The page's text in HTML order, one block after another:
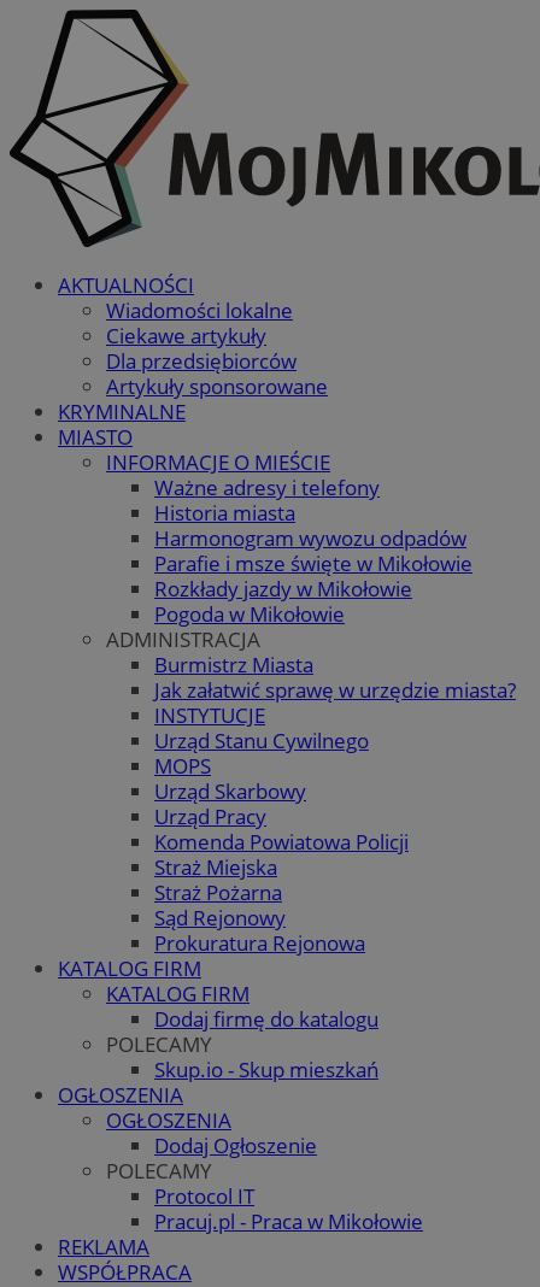
AKTUALNOŚCI
Wiadomości lokalne
Ciekawe artykuły
Dla przedsiębiorców
Artykuły sponsorowane
KRYMINALNE
MIASTO
INFORMACJE O MIEŚCIE
Ważne adresy i telefony
Historia miasta
Harmonogram wywozu odpadów
Parafie i msze święte w Mikołowie
Rozkłady jazdy w Mikołowie
Pogoda w Mikołowie
ADMINISTRACJA
Burmistrz Miasta
Jak załatwić sprawę w urzędzie miasta?
INSTYTUCJE
Urząd Stanu Cywilnego
MOPS
Urząd Skarbowy
Urząd Pracy
Komenda Powiatowa Policji
Straż Miejska
Straż Pożarna
Sąd Rejonowy
Prokuratura Rejonowa
KATALOG FIRM
KATALOG FIRM
Dodaj firmę do katalogu
POLECAMY
Skup.io - Skup mieszkań
OGŁOSZENIA
OGŁOSZENIA
Dodaj Ogłoszenie
POLECAMY
Protocol IT
Pracuj.pl - Praca w Mikołowie
REKLAMA
WSPÓŁPRACA